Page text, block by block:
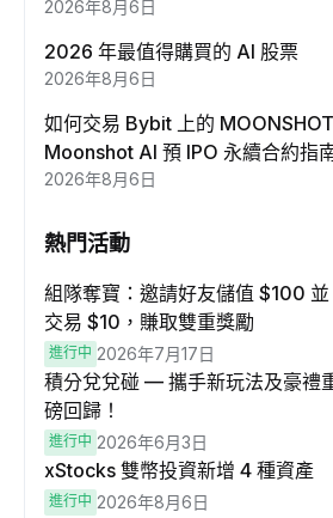
2026年8月6日
2026 年最值得購買的 AI 股票
2026年8月6日
如何交易 Bybit 上的
Moonshot AI 預 IPO 永續合約指
2026年8月6日
熱門活動
組隊奪寶：邀請好友儲值 $100 並
交易 $10，賺取雙重獎勵
進行中 2026年7月17日
積分兌兌碰 — 攜手新玩法及豪禮
磅回歸！
進行中 2026年6月3日
xStocks 雙幣投資新增 4 種資產
進行中 2026年8月6日